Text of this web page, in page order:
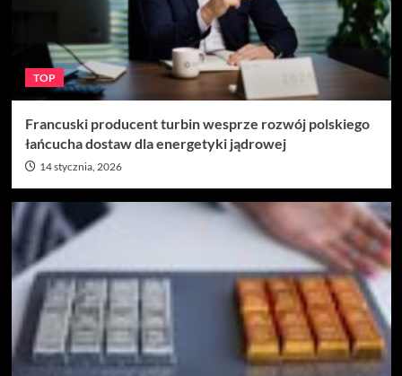
TOP
Francuski producent turbin wesprze rozwój polskiego
łańcucha dostaw dla energetyki jądrowej
14 stycznia, 2026